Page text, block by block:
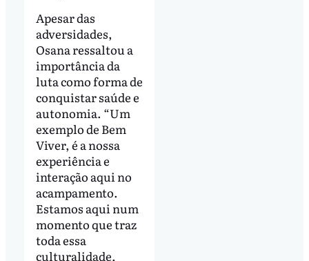
Apesar das
adversidades,
Osana ressaltou a
importância da
luta como forma de
conquistar saúde e
autonomia. “Um
exemplo de Bem
Viver, é a nossa
experiência e
interação aqui no
acampamento.
Estamos aqui num
momento que traz
toda essa
culturalidade,